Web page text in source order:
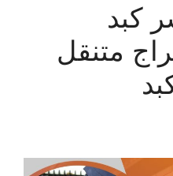
كبد
كراج متنقل